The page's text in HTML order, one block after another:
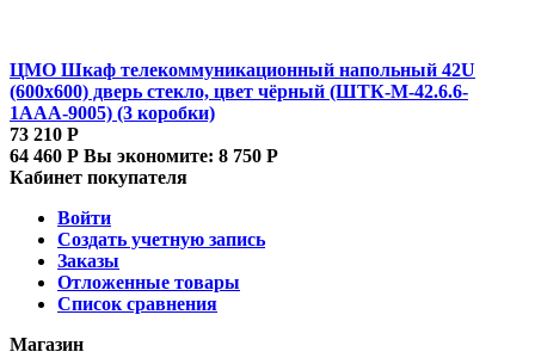
ЦМО Шкаф телекоммуникационный напольный 42U
(600x600) дверь стекло, цвет чёрный (ШТК-М-42.6.6-
1ААА-9005) (3 коробки)
73 210 Р
64 460 Р Вы экономите: 8 750 Р
Кабинет покупателя
Войти
Создать учетную запись
Заказы
Отложенные товары
Список сравнения
Магазин